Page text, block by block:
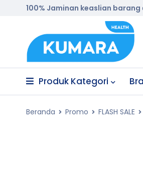
100% Jaminan keaslian barang
Produk Kategori
Beranda Promo FLASH SALE